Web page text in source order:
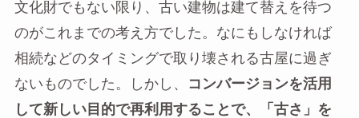
文化財でもない限り、古い建物は建て替えを待つ
のがこれまでの考え方でした。なにもしなければ
相続などのタイミングで取り壊される古屋に過ぎ
ないものでした。しかし、
コンバージョンを活用
して新しい目的で再利用することで、「古さ」を